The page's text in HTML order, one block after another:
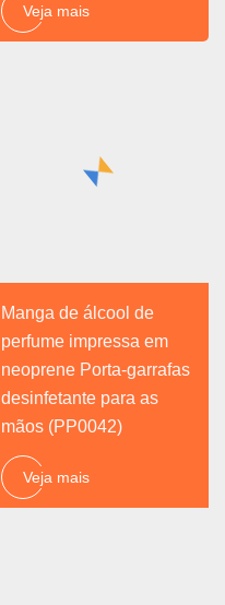
Veja mais
Manga de álcool de
perfume impressa em
neoprene Porta-garrafas
desinfetante para as
mãos (PP0042)
Veja mais